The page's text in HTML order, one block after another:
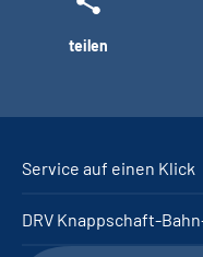
teilen
Service auf einen Klick
DRV Knappschaft-